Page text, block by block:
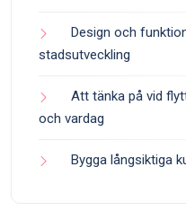
Design och
stadsutveckling
Att tänka på vid
och vardag
Bygga långsiktiga